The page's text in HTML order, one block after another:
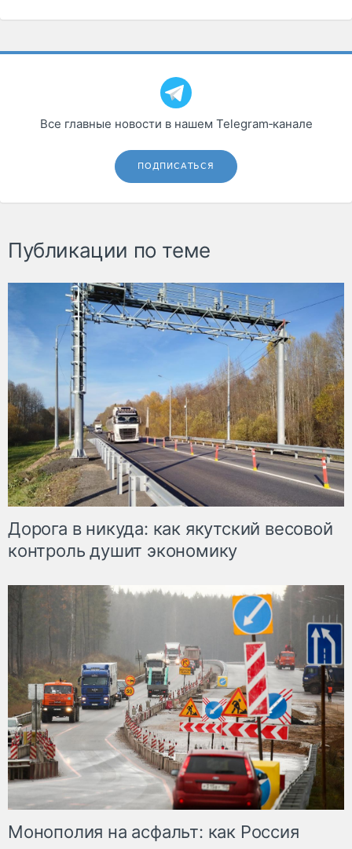
Все главные новости в нашем Telegram‑канале
ПОДПИСАТЬСЯ
Публикации по теме
Дорога в никуда: как якутский весовой
контроль душит экономику
Монополия на асфальт: как Россия